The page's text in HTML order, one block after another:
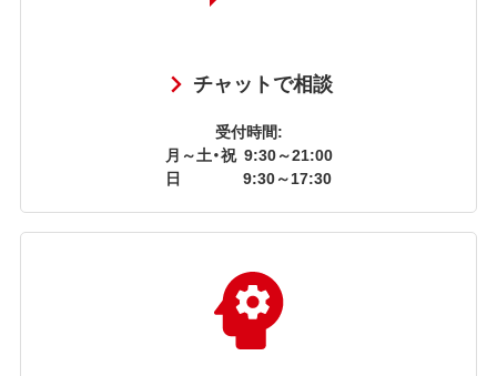
チャットで相談
受付時間:
月～土・祝 9:30～21:00
日
9:30～17:30